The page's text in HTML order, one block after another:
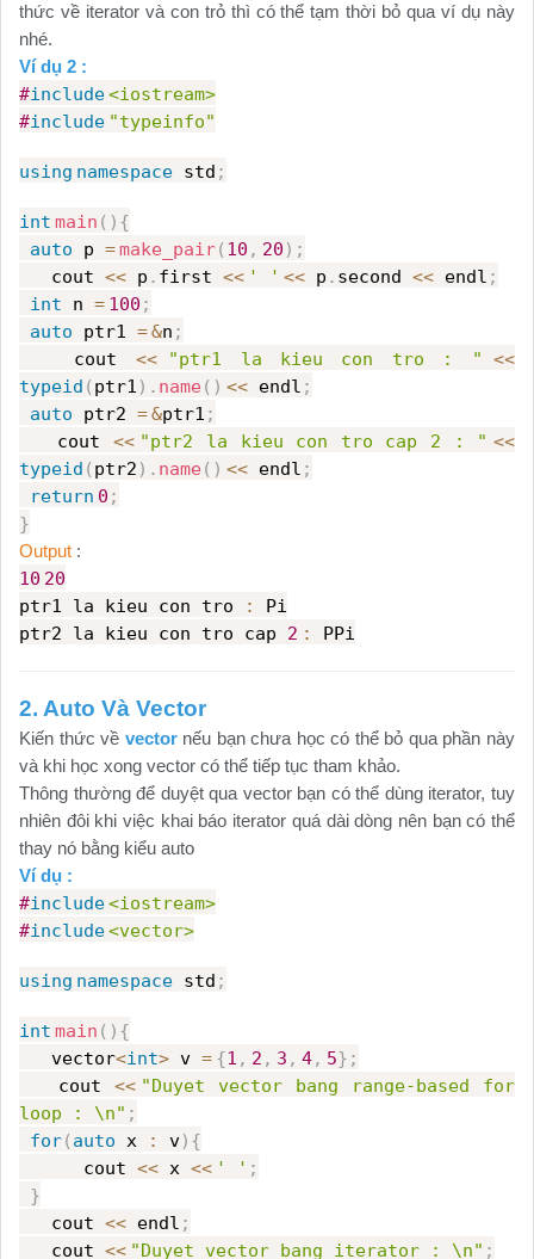
thức về iterator và con trỏ thì có thể tạm thời bỏ qua ví dụ này
nhé.
Ví dụ 2 :
#include<iostream>
#include "typeinfo"
using namespace std ;
int main (){
auto p =make_pair( 10 , 20 );
cout << p . first << ' ' << p . second << endl ;
int n = 100 ;
auto ptr1 =&n ;
cout << "ptr1 la kieu con tro : "
<<
typeid ( ptr1 ). name () << endl ;
auto ptr2 =&ptr1 ;
cout << "ptr2 la kieu con tro cap 2 : " <<
typeid ( ptr2 ). name () << endl ;
return 0 ;
}
Output :
10 20
ptr1 la kieu con tro
:
Pi
ptr2 la kieu con tro cap 2 : PPi
2. Auto Và Vector
Kiến thức về vector nếu bạn chưa học có thể bỏ qua phần này
và khi học xong vector có thể tiếp tục tham khảo.
Thông thường để duyệt qua vector bạn có thể dùng iterator, tuy
nhiên đôi khi việc khai báo iterator quá dài dòng nên bạn có thể
thay nó bằng kiểu auto
Ví dụ :
#include<iostream>
#include<vector>
using namespace std ;
int main (){
vector<int> v = {1 , 2 , 3 , 4, 5};
cout << "Duyet vector bang range-based for
loop : \n" ;
for( auto x : v){
cout << x << ' ' ;
}
cout << endl ;
cout << "Duyet vector bang iterator : \n" ;